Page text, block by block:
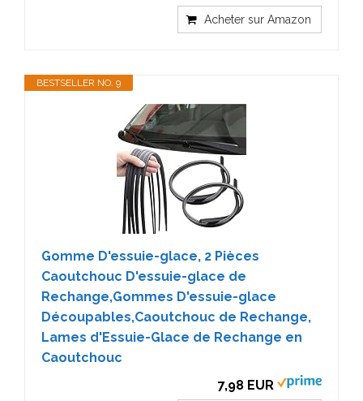
Acheter sur Amazon
BESTSELLER NO. 9
Gomme D'essuie-glace, 2 Pièces
Caoutchouc D'essuie-glace de
Rechange,Gommes D'essuie-glace
Découpables,Caoutchouc de Rechange,
Lames d'Essuie-Glace de Rechange en
Caoutchouc
7,98 EUR